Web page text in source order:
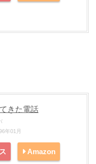
きた電話
年01月
Amazon